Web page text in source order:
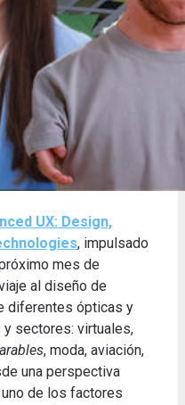
UX: Design,
, impulsado
mes de
al diseño de
diferentes ópticas y
sectores: virtuales,
, moda, aviación,
una perspectiva
de los factores